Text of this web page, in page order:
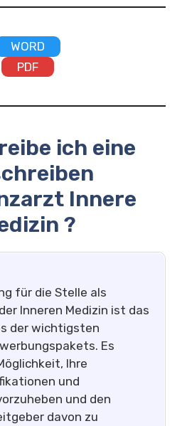
WORD
PDF
ich eine
Innere
?
für die Stelle als
Inneren Medizin ist das
der wichtigsten
Es
Ihre
und
und den
davon zu